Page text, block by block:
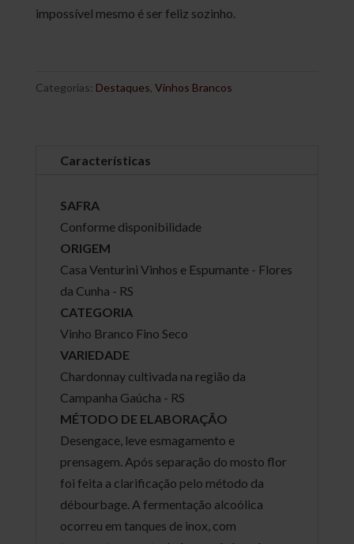
impossível mesmo é ser feliz sozinho.
Categorias: Destaques, Vinhos Brancos
Características
SAFRA
Conforme disponibilidade
ORIGEM
Casa Venturini Vinhos e Espumante - Flores
da Cunha - RS
CATEGORIA
Vinho Branco Fino Seco
VARIEDADE
Chardonnay cultivada na região da
Campanha Gaúcha - RS
MÉTODO DE ELABORAÇÃO
Desengace, leve esmagamento e
prensagem. Após separação do mosto flor
foi feita a clarificação pelo método da
débourbage. A fermentação alcoólica
ocorreu em tanques de inox, com